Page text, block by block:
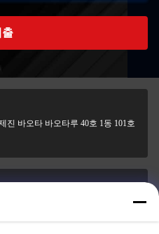
출
진 바오타 바오타루 40호 1동 101호